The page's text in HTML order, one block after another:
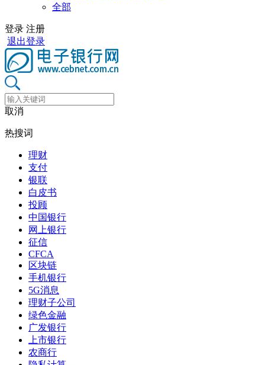
全部
登录 注册
退出登录
取消
热搜词
理财
支付
银联
白皮书
投顾
中国银行
网上银行
征信
CFCA
区块链
手机银行
5G消息
理财子公司
绿色金融
广发银行
上市银行
农商行